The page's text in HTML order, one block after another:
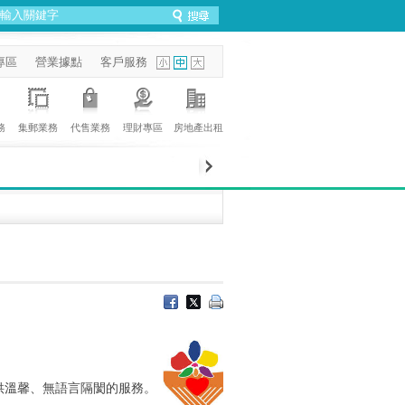
區 營業據點 客戶服務
集郵業務 代售業務 理財專區 房地產出租
馨、無語言隔閡的服務。